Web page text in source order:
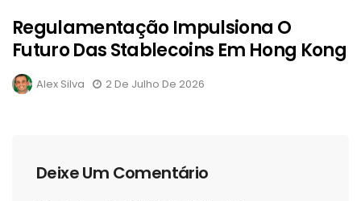
Regulamentação Impulsiona O
Futuro Das Stablecoins Em Hong Kong
Alex Silva 2 De Julho De 2026
Deixe Um Comentário